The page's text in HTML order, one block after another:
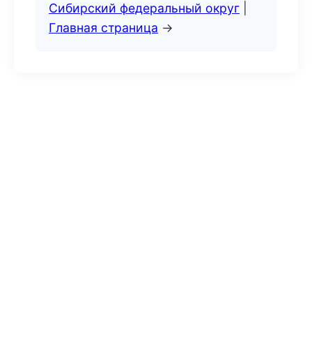
Сибирский федеральный округ
Главная страница →